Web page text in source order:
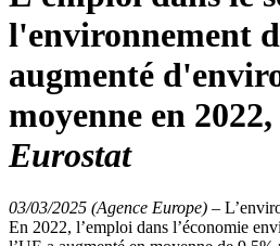
l'environnement
augmenté
moyenne en 2022,
Eurostat
03/03/2025 (Agence Europe) –
En 2022, l’emploi dans l’économie